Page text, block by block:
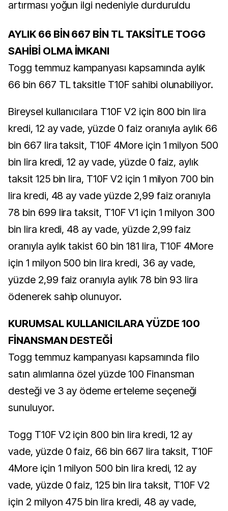
AYLIK 66 BİN 667 BİN TL TAKSİTLE TOGG
SAHİBİ OLMA İMKANI
Togg temmuz kampanyası kapsamında aylık
66 bin 667 TL taksitle T10F sahibi olunabiliyor.
Bireysel kullanıcılara T10F V2 için 800 bin lira
kredi, 12 ay vade, yüzde 0 faiz oranıyla aylık 66
bin 667 lira taksit, T10F 4More için 1 milyon 500
bin lira kredi, 12 ay vade, yüzde 0 faiz, aylık
taksit 125 bin lira, T10F V2 için 1 milyon 700 bin
lira kredi, 48 ay vade yüzde 2,99 faiz oranıyla
78 bin 699 lira taksit, T10F V1 için 1 milyon 300
bin lira kredi, 48 ay vade, yüzde 2,99 faiz
oranıyla aylık takist 60 bin 181 lira, T10F 4More
için 1 milyon 500 bin lira kredi, 36 ay vade,
yüzde 2,99 faiz oranıyla aylık 78 bin 93 lira
ödenerek sahip olunuyor.
KURUMSAL KULLANICILARA YÜZDE 100
FİNANSMAN DESTEĞİ
Togg temmuz kampanyası kapsamında filo
satın alımlarına özel yüzde 100 Finansman
desteği ve 3 ay ödeme erteleme seçeneği
sunuluyor.
Togg T10F V2 için 800 bin lira kredi, 12 ay
vade, yüzde 0 faiz, 66 bin 667 lira taksit, T10F
4More için 1 milyon 500 bin lira kredi, 12 ay
vade, yüzde 0 faiz, 125 bin lira taksit, T10F V2
için 2 milyon 475 bin lira kredi, 48 ay vade,